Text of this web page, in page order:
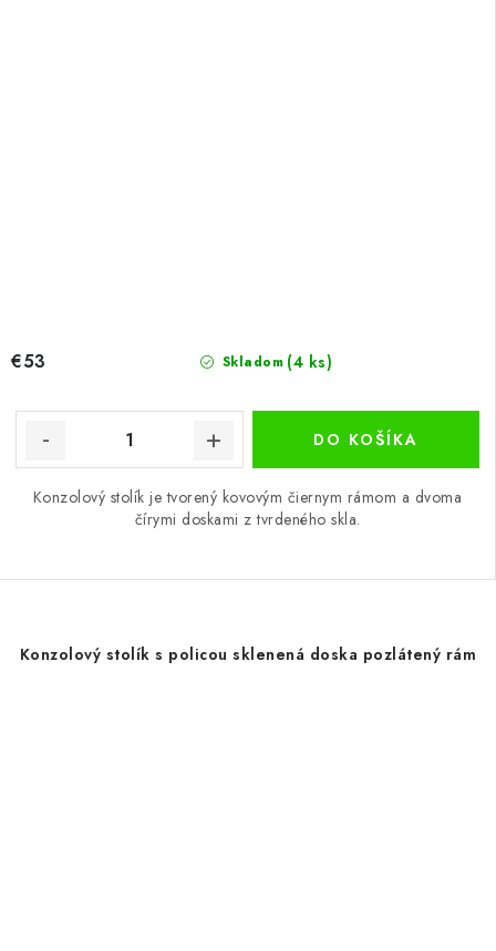
Skladom (4 ks)
€53
DO KOŠÍKA
Konzolový stolík je tvorený kovovým čiernym rámom a dvoma
čírymi doskami z tvrdeného skla.
Konzolový stolík s policou sklenená doska pozlátený rám